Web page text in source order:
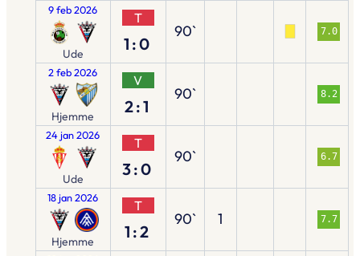
9 feb 2026
Ude
T
1:0
90` 7.0
2 feb 2026
Hjemme
V
2:1
90` 8.2
24 jan 2026
Ude
T
3:0
90` 6.7
18 jan 2026
Hjemme
T
1:2
90` 1 7.7